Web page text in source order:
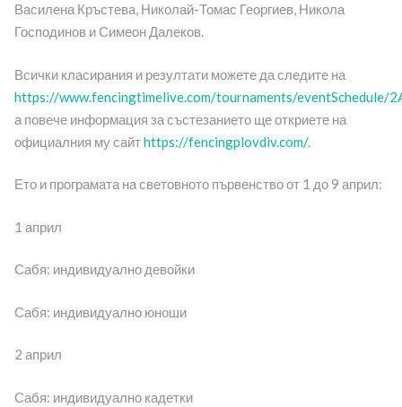
Василена Кръстева, Николай-Томас Георгиев, Никола
Господинов и Симеон Далеков.
Всички класирания и резултати можете да следите на
https://www.fencingtimelive.com/tournaments/eventSchedule/
а повече информация за състезанието ще откриете на
официалния му сайтhttps://fencingplovdiv.com/.
Ето и програмата на световното първенство от 1 до 9 април:
1 април
Сабя: индивидуално девойки
Сабя: индивидуално юноши
2 април
Сабя: индивидуално кадетки